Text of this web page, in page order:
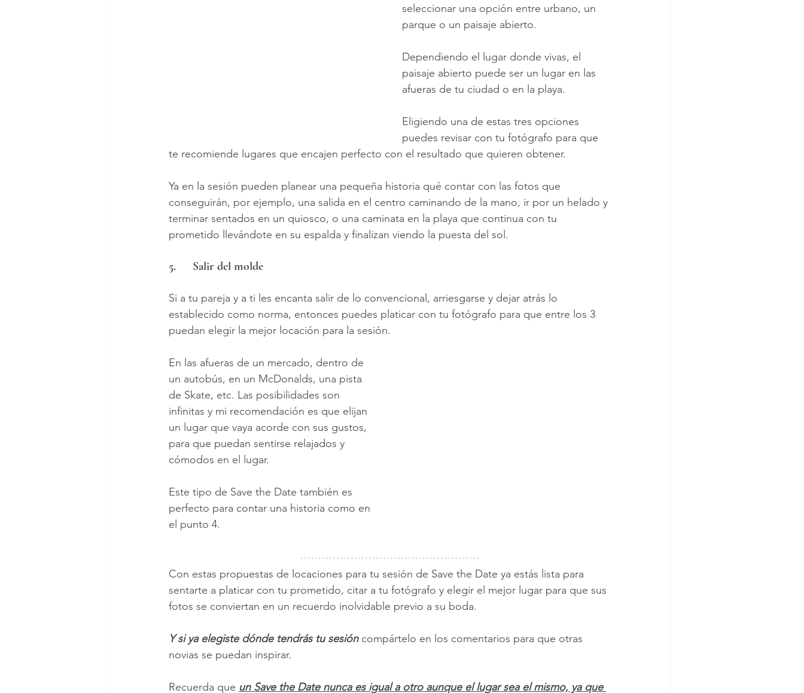
seleccionar una opción entre urbano, un
parque o un paisaje abierto.
Dependiendo el lugar donde vivas, el
paisaje abierto puede ser un lugar en las
afueras de tu ciudad o en la playa.
Eligiendo una de estas tres opciones
puedes revisar con tu fotógrafo para que
te recomiende lugares que encajen perfecto con el resultado que quieren obtener.
Ya en la sesión pueden planear una pequeña historia qué contar con las fotos que
conseguirán, por ejemplo, una salida en el centro caminando de la mano, ir por un helado y
terminar sentados en un quiosco, o una caminata en la playa que continua con tu
prometido llevándote en su espalda y finalizan viendo la puesta del sol.
5.	Salir del molde
Si a tu pareja y a ti les encanta salir de lo convencional, arriesgarse y dejar atrás lo
establecido como norma, entonces puedes platicar con tu fotógrafo para que entre los 3
puedan elegir la mejor locación para la sesión.
En las afueras de un mercado, dentro de
un autobús, en un McDonalds, una pista
de Skate, etc. Las posibilidades son
infinitas y mi recomendación es que elijan
un lugar que vaya acorde con sus gustos,
para que puedan sentirse relajados y
cómodos en el lugar.
Este tipo de Save the Date también es
perfecto para contar una historia como en
el punto 4.
Con estas propuestas de locaciones para tu sesión de Save the Date ya estás lista para
sentarte a platicar con tu prometido, citar a tu fotógrafo y elegir el mejor lugar para que sus
fotos se conviertan en un recuerdo inolvidable previo a su boda.
Y si ya elegiste dónde tendrás tu sesión compártelo en los comentarios para que otras
novias se puedan inspirar.
Recuerda que un Save the Date nunca es igual a otro aunque el lugar sea el mismo, ya que